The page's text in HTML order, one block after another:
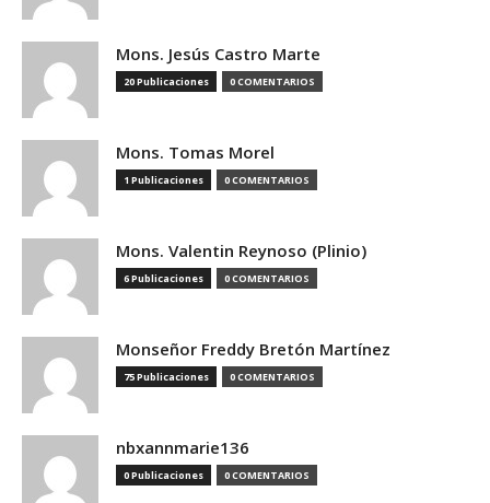
Mons. Jesús Castro Marte
20 Publicaciones 0 COMENTARIOS
Mons. Tomas Morel
1 Publicaciones 0 COMENTARIOS
Mons. Valentin Reynoso (Plinio)
6 Publicaciones 0 COMENTARIOS
Monseñor Freddy Bretón Martínez
75 Publicaciones 0 COMENTARIOS
nbxannmarie136
0 Publicaciones 0 COMENTARIOS